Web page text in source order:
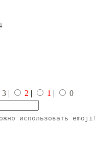
3 | 2 | 1 |
0